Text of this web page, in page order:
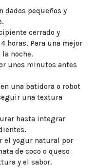
dados pequeños y
cerrado y
horas. Para una mejor
noche.
unos minutos antes
una batidora o robot
una textura
hasta integrar
el yogur natural por
de coco o queso
y el sabor.